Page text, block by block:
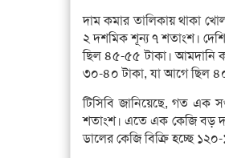
দাম কমার তালিকায় থাকা
২ দশমিক শূন্য ৭ শতাংশ।
ছিল ৪৫-৫৫ টাকা। আমদানি
৩০-৪০ টাকা, যা আগে ছিল
টিসিবি জানিয়েছে, গত এক
শতাংশ। এতে এক কেজি বড়
ডালের কেজি বিক্রি হচ্ছে